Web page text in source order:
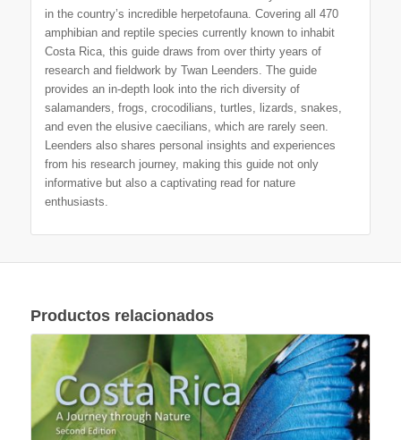
in the country’s incredible herpetofauna. Covering all 470
amphibian and reptile species currently known to inhabit
Costa Rica, this guide draws from over thirty years of
research and fieldwork by Twan Leenders. The guide
provides an in-depth look into the rich diversity of
salamanders, frogs, crocodilians, turtles, lizards, snakes,
and even the elusive caecilians, which are rarely seen.
Leenders also shares personal insights and experiences
from his research journey, making this guide not only
informative but also a captivating read for nature
enthusiasts.
Productos relacionados